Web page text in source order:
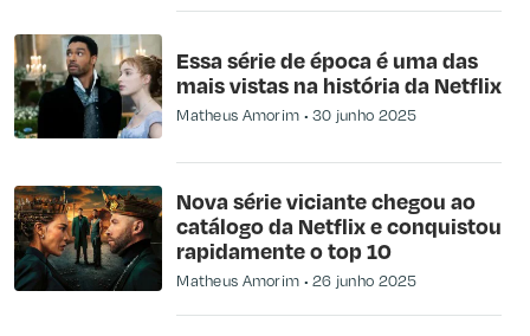
Essa série de época é uma das
mais vistas na história da Netflix
Matheus Amorim 30 junho 2025
Nova série viciante chegou ao
catálogo da Netflix e conquistou
rapidamente o top 10
Matheus Amorim 26 junho 2025